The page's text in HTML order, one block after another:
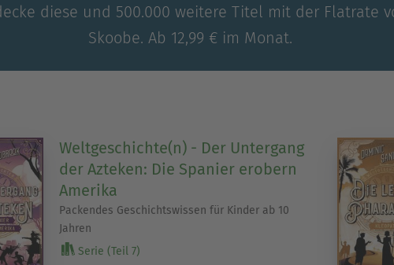
diese und 500.000 weitere Titel mit der Flatrate
Skoobe. Ab 12,99 € im Monat.
Weltgeschichte(n) - Der Untergang
der Azteken: Die Spanier erobern
Amerika
Packendes Geschichtswissen für Kinder ab 10
Jahren
Serie (Teil 7)